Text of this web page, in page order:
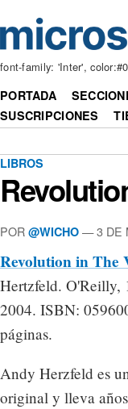
font-family: 'Inter',
PORTADA
SUSCRIPCIONES
LIBROS
POR @WICHO — 3 DE
Revolution in The
Hertzfeld. O'Reilly,
2004. ISBN:
páginas.
Andy Herzfeld es
original y lleva